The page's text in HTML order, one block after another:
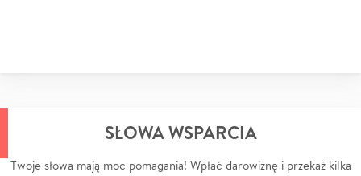
SŁOWA WSPARCIA
Twoje słowa mają moc pomagania! Wpłać darowiznę i przekaż kilka